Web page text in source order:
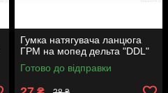
Гумка натягувача ланцюга
ГРМ на мопед дельта "DDL"
Готово до відправки